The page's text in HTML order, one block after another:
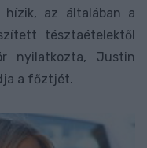
az általában a
tésztaételektől
nyilatkozta, Justin
a főztjét.